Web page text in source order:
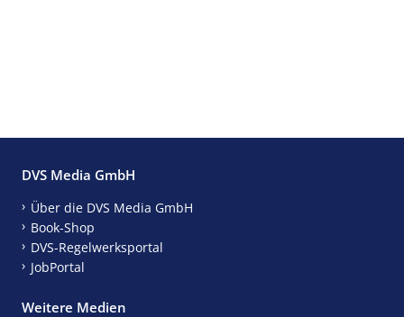
DVS Media GmbH
Über die DVS Media GmbH
Book-Shop
DVS-Regelwerksportal
JobPortal
Weitere Medien